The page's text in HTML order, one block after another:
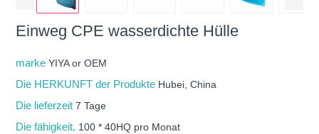
Einweg CPE wasserdichte Hülle
markeYIYA or OEM
Die HERKUNFT der Produkte Hubei, China
Die lieferzeit7 Tage
Die fähigkeit, 100 * 40HQ pro Monat